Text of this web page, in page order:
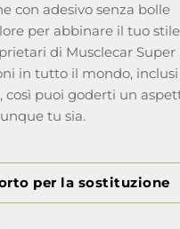
con adesivo senza bolle
per abbinare il tuo stile
di Musclecar Super
in tutto il mondo, inclusi
così puoi goderti un
tu sia.
per la sostituzione